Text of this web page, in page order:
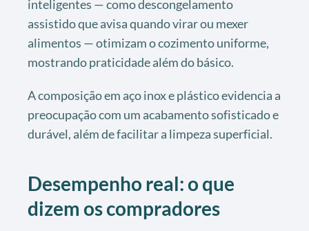
inteligentes — como descongelamento
assistido que avisa quando virar ou mexer
alimentos — otimizam o cozimento uniforme,
mostrando praticidade além do básico.
A composição em aço inox e plástico evidencia a
preocupação com um acabamento sofisticado e
durável, além de facilitar a limpeza superficial.
Desempenho real: o que
dizem os compradores